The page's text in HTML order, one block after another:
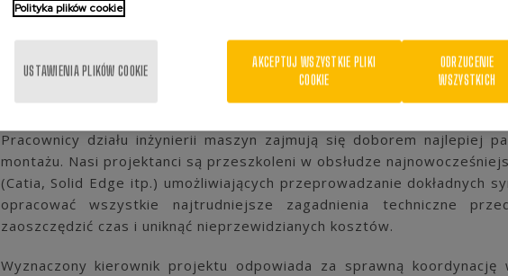
Pracownicy działu inżynierii maszyn zajmują się doborem najlepiej
montażu. Nasi projektanci są przeszkoleni w obsłudze
(Catia, Solid Edge itp.) umożliwiających przeprowadzanie dokładnych
opracować wszystkie najtrudniejsze zagadnienia techniczne
zaoszczędzić czas i uniknąć nieprzewidzianych kosztów.
Wyznaczony kierownik projektu odpowiada za sprawną
Polityka plików cookie
USTAWIENIA PLIKÓW COOKIE
ODRZUCENIE
WSZYSTKICH
AKCEPTUJ WSZYSTKIE PLIKI
COOKIE